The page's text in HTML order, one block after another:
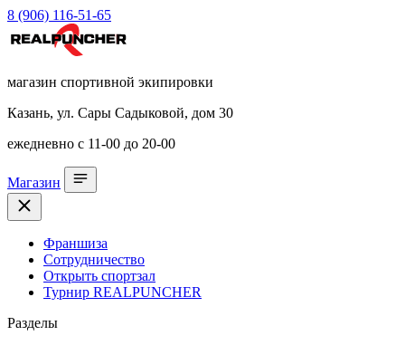
8 (906) 116-51-65
магазин спортивной экипировки
Казань, ул. Сары Садыковой, дом 30
ежедневно с 11-00 до 20-00
Магазин
Франшиза
Сотрудничество
Открыть спортзал
Турнир REALPUNCHER
Разделы